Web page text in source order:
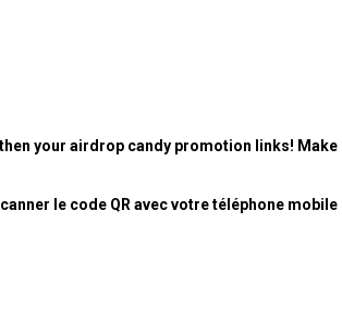
your airdrop candy promotion links!
le code QR avec votre téléphone